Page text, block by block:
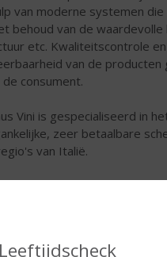
Leeftijdscheck
van moderne systemen
behoud van de
etc. Kwaliteitscontrole
van de producten
consument.
Vini is gespecialiseerd in
zeer betaalbare
van Italië.